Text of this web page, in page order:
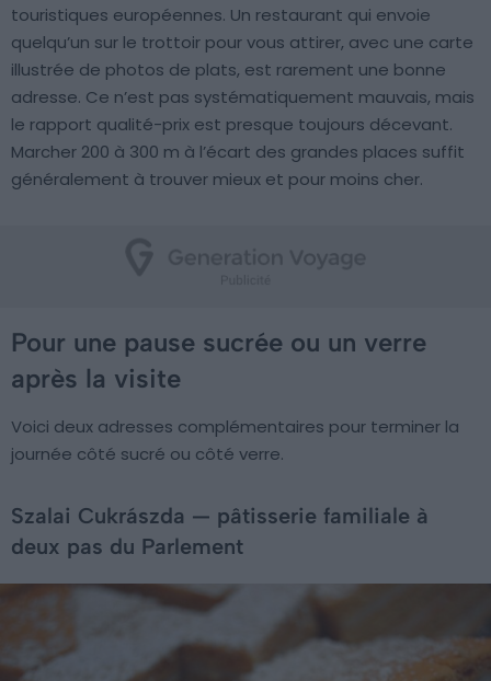
touristiques européennes. Un restaurant qui envoie
quelqu’un sur le trottoir pour vous attirer, avec une carte
illustrée de photos de plats, est rarement une bonne
adresse. Ce n’est pas systématiquement mauvais, mais
le rapport qualité-prix est presque toujours décevant.
Marcher 200 à 300 m à l’écart des grandes places suffit
généralement à trouver mieux et pour moins cher.
Pour une pause sucrée ou un verre
après la visite
Voici deux adresses complémentaires pour terminer la
journée côté sucré ou côté verre.
Szalai Cukrászda — pâtisserie familiale à
deux pas du Parlement